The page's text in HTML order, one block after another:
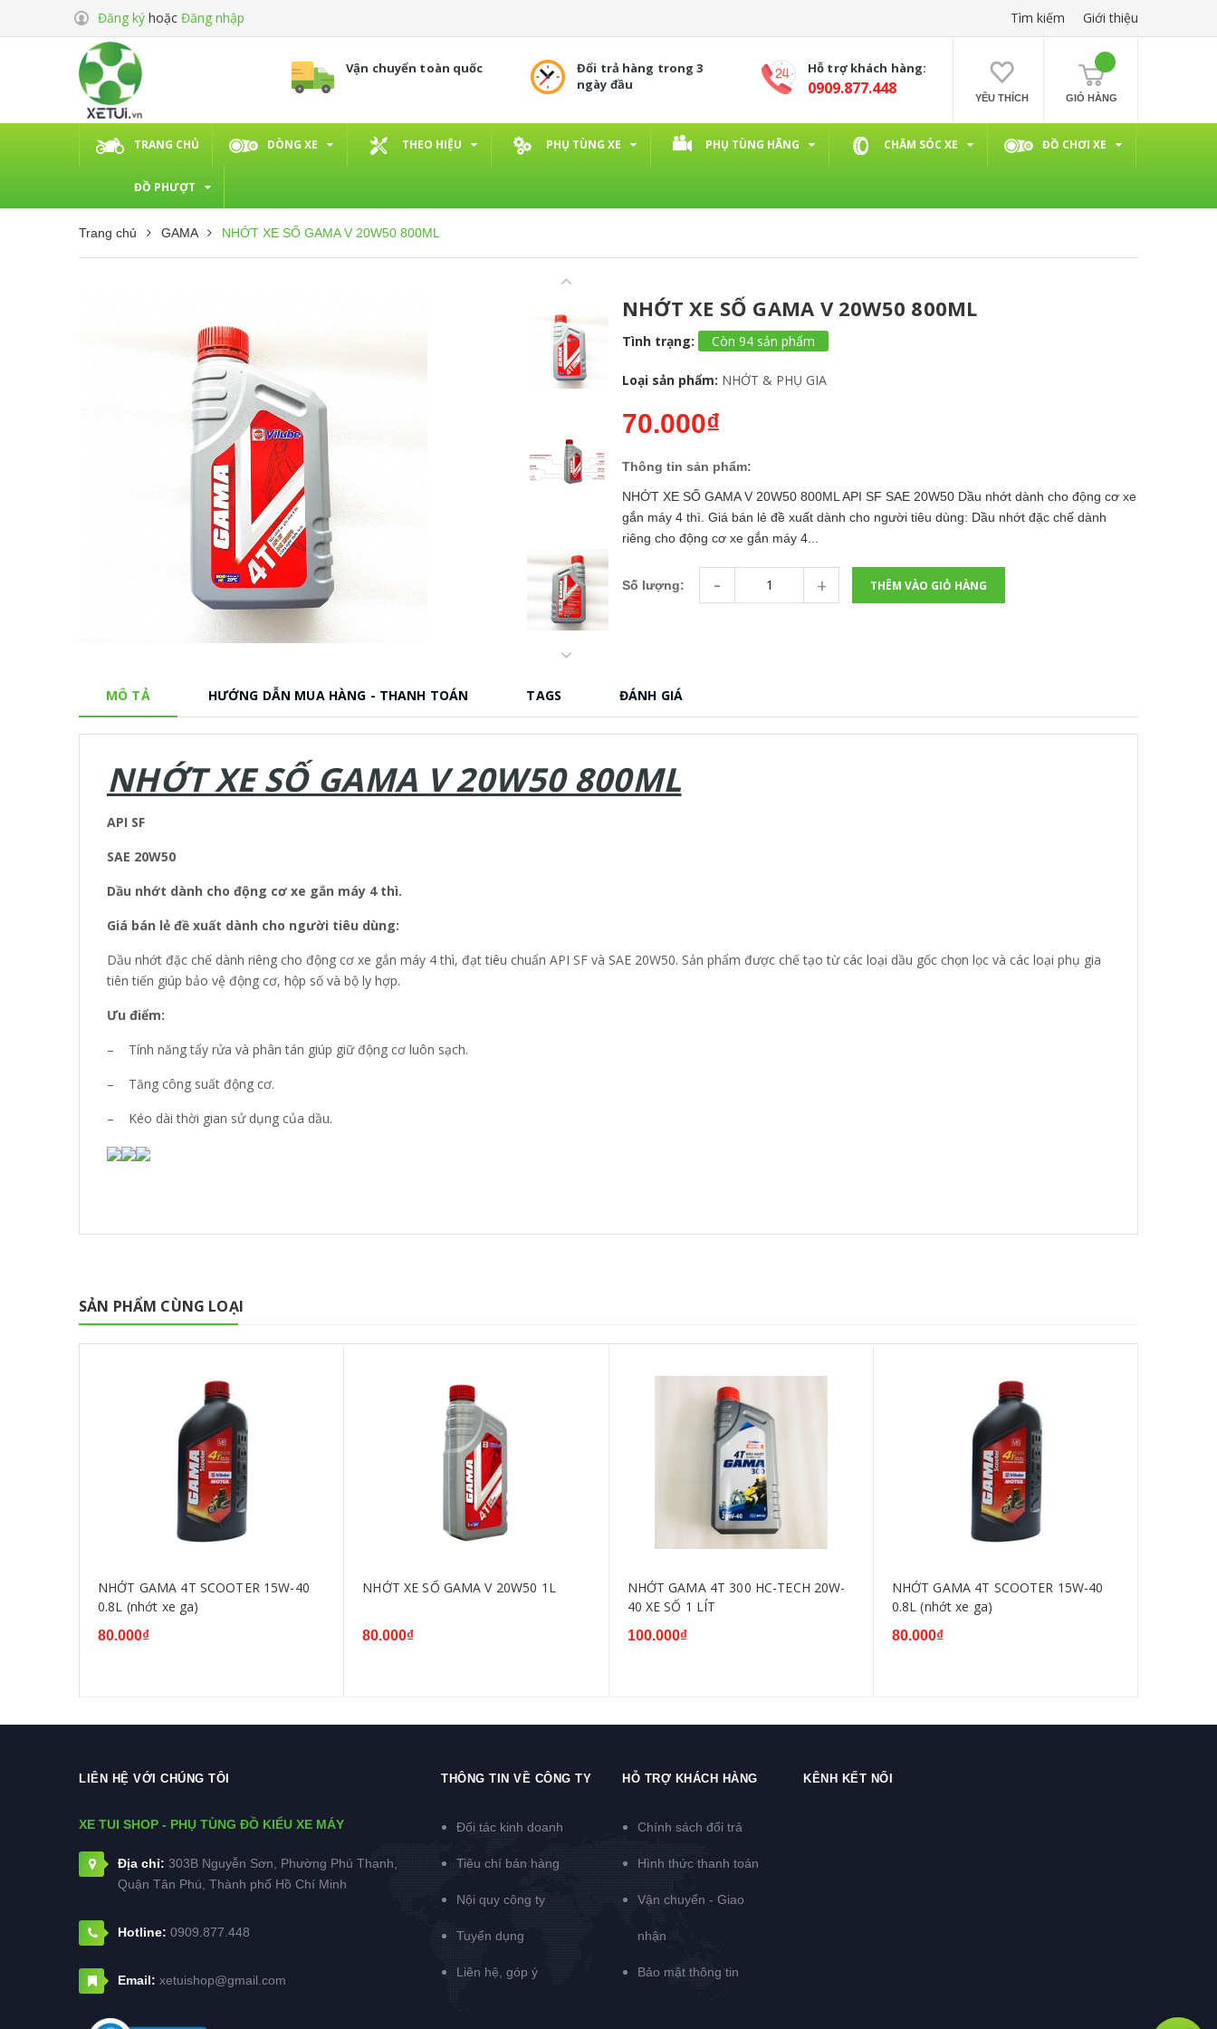
Đăng ký hoặc Đăng nhập Tìm kiếm Giới thiệu
Vận chuyển toàn quốc
Đổi trả hàng trong 3
ngày đầu
Hỗ trợ khách hàng:
0909.877.448 YÊU THÍCH GIỎ HÀNG
TRANG CHỦ DÒNG XE THEO HIỆU PHỤ TÙNG XE PHỤ TÙNG HÃNG CHĂM SÓC XE ĐỒ CHƠI XE
ĐỒ PHƯỢT
Trang chủ GAMA NHỚT XE SỐ GAMA V 20W50 800ML
NHỚT XE SỐ GAMA V 20W50 800ML
Tình trạng: Còn 94 sản phẩm
Loại sản phẩm: NHỚT & PHỤ GIA
70.000₫
Thông tin sản phẩm:
NHỚT XE SỐ GAMA V 20W50 800ML API SF SAE 20W50 Dầu nhớt dành cho động cơ xe
gắn máy 4 thì. Giá bán lẻ đề xuất dành cho người tiêu dùng: Dầu nhớt đặc chế dành
riêng cho động cơ xe gắn máy 4...
Số lượng: - + THÊM VÀO GIỎ HÀNG
MÔ TẢ HƯỚNG DẪN MUA HÀNG - THANH TOÁN TAGS ĐÁNH GIÁ
NHỚT XE SỐ GAMA V 20W50 800ML
API SF
SAE 20W50
Dầu nhớt dành cho động cơ xe gắn máy 4 thì.
Giá bán lẻ đề xuất dành cho người tiêu dùng:
Dầu nhớt đặc chế dành riêng cho động cơ xe gắn máy 4 thì, đạt tiêu chuẩn API SF và SAE 20W50. Sản phẩm được chế tạo từ các loại dầu gốc chọn lọc và các loại phụ gia
tiên tiến giúp bảo vệ động cơ, hộp số và bộ ly hợp.
Ưu điểm:
– Tính năng tẩy rửa và phân tán giúp giữ động cơ luôn sạch.
– Tăng công suất động cơ.
– Kéo dài thời gian sử dụng của dầu.
SẢN PHẨM CÙNG LOẠI
NHỚT GAMA 4T SCOOTER 15W-40
0.8L (nhớt xe ga)
80.000₫
NHỚT XE SỐ GAMA V 20W50 1L
80.000₫
NHỚT GAMA 4T 300 HC-TECH 20W-
40 XE SỐ 1 LÍT
100.000₫
NHỚT GAMA 4T SCOOTER 15W-40
0.8L (nhớt xe ga)
80.000₫
LIÊN HỆ VỚI CHÚNG TÔI
XE TUI SHOP - PHỤ TÙNG ĐỒ KIỂU XE MÁY
Địa chỉ: 303B Nguyễn Sơn, Phường Phú Thạnh,
Quận Tân Phú, Thành phố Hồ Chí Minh
Hotline: 0909.877.448
Email: xetuishop@gmail.com
THÔNG TIN VỀ CÔNG TY
Đối tác kinh doanh
Tiêu chí bán hàng
Nội quy công ty
Tuyển dụng
Liên hệ, góp ý
HỖ TRỢ KHÁCH HÀNG
Chính sách đổi trả
Hình thức thanh toán
Vận chuyển - Giao
nhận
Bảo mật thông tin
KÊNH KẾT NỐI